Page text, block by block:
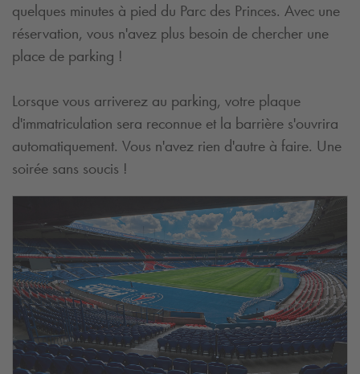
quelques minutes à pied du Parc des Princes. Avec une
réservation, vous n'avez plus besoin de chercher une
place de parking !
Lorsque vous arriverez au parking, votre plaque
d'immatriculation sera reconnue et la barrière s'ouvrira
automatiquement. Vous n'avez rien d'autre à faire. Une
soirée sans soucis !